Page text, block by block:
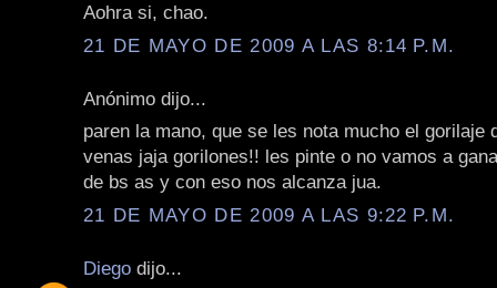
Aohra si, chao.
21 DE MAYO DE 2009 A LAS 8:14 P.M.
Anónimo dijo...
paren la mano, que se les nota mucho el gorilaje
venas jaja gorilones!! les pinte o no vamos a
de bs as y con eso nos alcanza jua.
21 DE MAYO DE 2009 A LAS 9:22 P.M.
Diego dijo...